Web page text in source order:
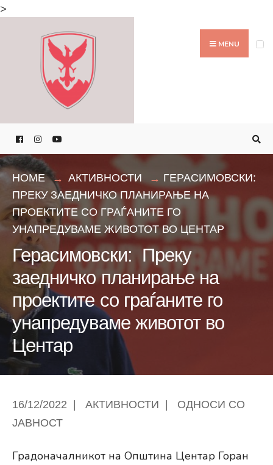
>
MENU
HOME АКТИВНОСТИ
ГЕРАСИМОВСКИ:
ПРЕКУ ЗАЕДНИЧКО ПЛАНИРАЊЕ НА
ПРОЕКТИТЕ СО ГРАЃАНИТЕ ГО
УНАПРЕДУВАМЕ ЖИВОТОТ ВО ЦЕНТАР
Герасимовски: Преку
заедничко планирање на
проектите со граѓаните го
унапредуваме животот во
Центар
16/12/2022 АКТИВНОСТИ
ОДНОСИ СО
ЈАВНОСТ
Градоначалникот на Општина Центар Горан